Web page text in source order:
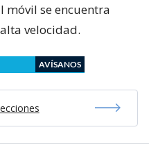
móvil se encuentra
velocidad.
AVÍSANOS